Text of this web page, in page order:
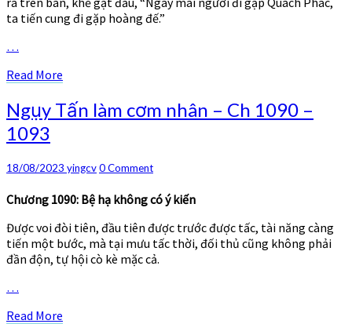
1095
ta tiến cung đi gặp hoàng đế.”
…
Read More
Ngụy
Tấn
làm
nhân
Ch
–
1093
Ngụy Tấn làm cơm nhân – Ch 1090 –
1093
18/08/2023 yingcvComments
0 Comment
Chương 1090: Bệ hạ không có ý kiến
Được voi đòi tiên, đầu tiên được trước được tấc, tài năng càng
tiến một bước, mà tại mưu tấc thời, đối thủ cũng không phải
đần độn, tự hội cò kè mặc cả.
…
Read More